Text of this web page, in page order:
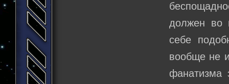
должен во
себе
вообще не
фанатизма